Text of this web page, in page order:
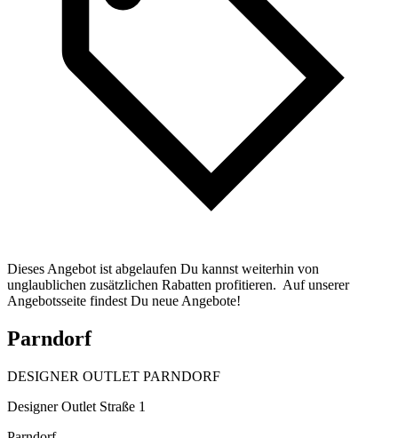
Dieses Angebot ist abgelaufen Du kannst weiterhin von
unglaublichen zusätzlichen Rabatten profitieren. Auf unserer
Angebotsseite findest Du neue Angebote!
Parndorf
DESIGNER OUTLET PARNDORF
Designer Outlet Straße 1